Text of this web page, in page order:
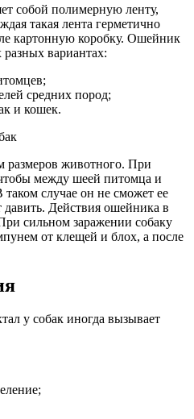
собой полимерную ленту,
такая лента герметично
картонную коробку. Ошейник
разных вариантах:
средних пород;
и кошек.
размеров животного. При
между шеей питомца и
случае он не сможет ее
Действия ошейника в
сильном заражении собаку
от клещей и блох, а после
у собак иногда вызывает